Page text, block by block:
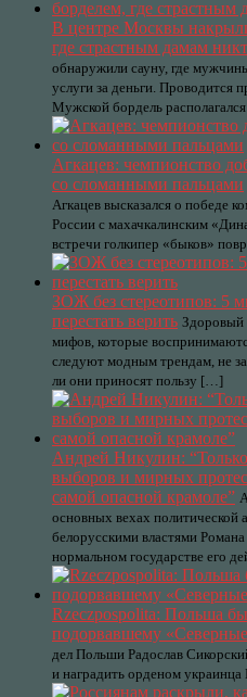
В центре Москвы
где страстным дамам
обнаружили сауну, где
услуги за деньги. Проводится
Мужской бордель
Агкацев: чемпионство
со сломанными пальцами
Агкацев высказался о победе
России с махачкалинским
встречи голкипер «быков»
ЗОЖ без стереотипов: 5
перестать верить Здоровый
мифов, которые
следуют модным трендам, не
ли они приносят пользу […]
Андрей Никулин:
выборов и мирных
самой опасной крамоле”
основных вехах политической
белорусскими властями
нормальном государстве его
Rzeczpospolita: Польша
подорвавшему
дел Польши Радослав
и наградить орденом